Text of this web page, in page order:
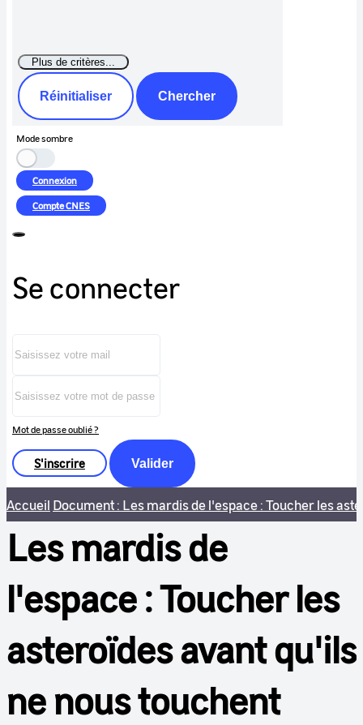
Réinitialiser Chercher
Mode sombre
Connexion
CompteCNES
Se connecter
Mot de passe oublié ?
S'inscrire Valider
Accueil Document : Les mardis de l'espace : Toucher les
Les mardis de
l'espace : Toucher les
asteroïdes avant qu'ils
ne nous touchent